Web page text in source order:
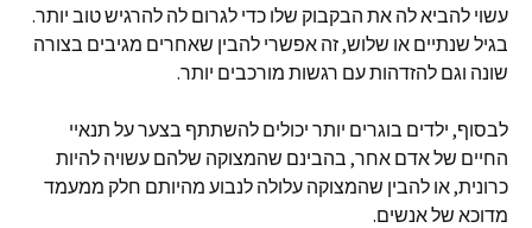
עשוי להביא לה את הבקבוק שלו כדי לגרום לה להרגיש טוב יותר.
בגיל שנתיים או שלוש, זה אפשרי להבין שאחרים מגיבים בצורה
שונה וגם להזדהות עם רגשות מורכבים יותר.
לבסוף, ילדים בוגרים יותר יכולים להשתתף בצער על תנאיי
החיים של אדם אחר, בהבינם שהמצוקה שלהם עשויה להיות
כרונית, או להבין שהמצוקה עלולה לנבוע מהיותם חלק ממעמד
מדוכא של אנשים.